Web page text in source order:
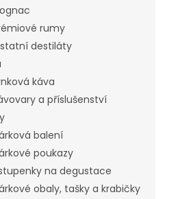
rumy
destiláty
káva
a příslušenství
balení
poukazy
na degustace
obaly, tašky a krabičky